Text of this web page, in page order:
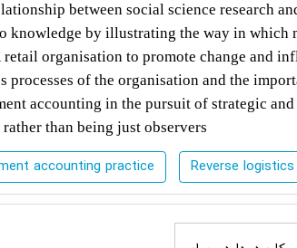
between social science research
knowledge by illustrating the way in which
organisation to promote change and
processes of the organisation and the
accounting in the pursuit of strategic
than being just observers
accounting practice Reverse logistics